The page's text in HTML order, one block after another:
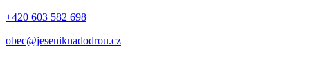
+420 603 582 698
obec@jeseniknadodrou.cz